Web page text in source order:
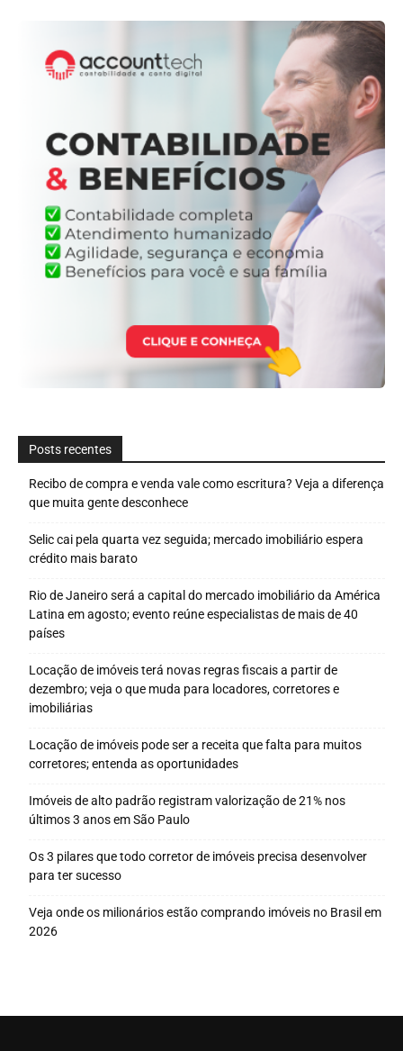
Posts recentes
Recibo de compra e venda vale como escritura? Veja a diferença
que muita gente desconhece
Selic cai pela quarta vez seguida; mercado imobiliário espera
crédito mais barato
Rio de Janeiro será a capital do mercado imobiliário da América
Latina em agosto; evento reúne especialistas de mais de 40
países
Locação de imóveis terá novas regras fiscais a partir de
dezembro; veja o que muda para locadores, corretores e
imobiliárias
Locação de imóveis pode ser a receita que falta para muitos
corretores; entenda as oportunidades
Imóveis de alto padrão registram valorização de 21% nos
últimos 3 anos em São Paulo
Os 3 pilares que todo corretor de imóveis precisa desenvolver
para ter sucesso
Veja onde os milionários estão comprando imóveis no Brasil em
2026